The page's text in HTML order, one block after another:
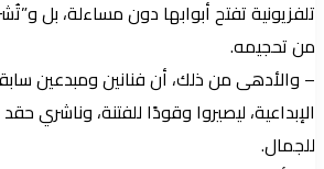
تلفزيونية تفتح أبوابها دون مساءلة، بل
من تحجيمه.
– والأدهى من ذلك، أن فنانين ومبدعين
الإبداعية، ليصيروا وقودًا للفتنة، وناشري
للجمال.